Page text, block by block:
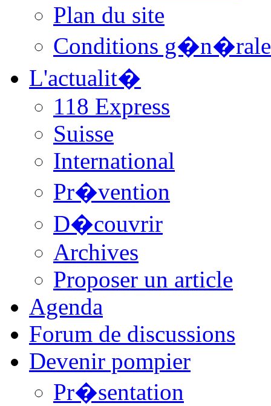
Plan du site
Conditions
L'actualit�
118 Express
Suisse
International
Pr�vention
D�couvrir
Archives
Proposer un article
Agenda
Forum de discussions
Devenir pompier
Pr�sentation